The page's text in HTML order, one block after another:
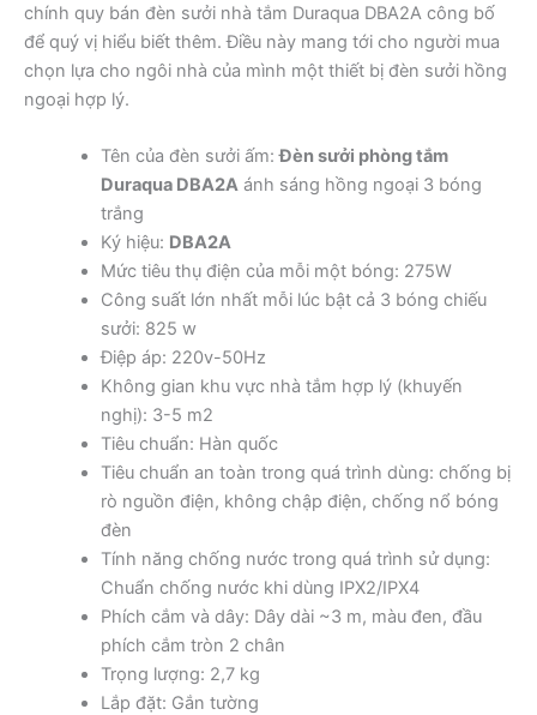
chính quy bán đèn sưởi nhà tắm Duraqua DBA2A công bố
để quý vị hiểu biết thêm. Điều này mang tới cho người mua
chọn lựa cho ngôi nhà của mình một thiết bị đèn sưởi hồng
ngoại hợp lý.
Tên của đèn sưởi ấm:Đèn sưởi phòng tắm
Duraqua DBA2Aánh sáng hồng ngoại 3 bóng
trắng
Ký hiệu: DBA2A
Mức tiêu thụ điện của mỗi một bóng: 275W
Công suất lớn nhất mỗi lúc bật cả 3 bóng chiếu
sưởi: 825 w
Điệp áp: 220v-50Hz
Không gian khu vực nhà tắm hợp lý (khuyến
nghị): 3-5 m2
Tiêu chuẩn: Hàn quốc
Tiêu chuẩn an toàn trong quá trình dùng: chống bị
rò nguồn điện, không chập điện, chống nổ bóng
đèn
Tính năng chống nước trong quá trình sử dụng:
Chuẩn chống nước khi dùng IPX2/IPX4
Phích cắm và dây: Dây dài ~3 m, màu đen, đầu
phích cắm tròn 2 chân
Trọng lượng: 2,7 kg
Lắp đặt: Gắn tường